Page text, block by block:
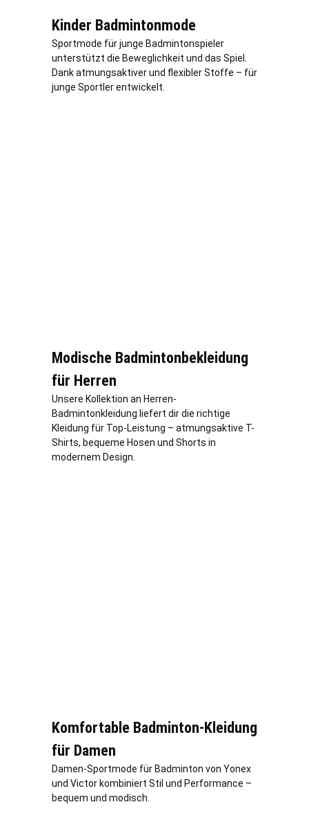
Kinder Badmintonmode
Sportmode für junge Badmintonspieler
unterstützt die Beweglichkeit und das Spiel.
Dank atmungsaktiver und flexibler Stoffe – für
junge Sportler entwickelt.
Modische Badmintonbekleidung
für Herren
Unsere Kollektion an Herren-
Badmintonkleidung liefert dir die richtige
Kleidung für Top-Leistung – atmungsaktive T-
Shirts, bequeme Hosen und Shorts in
modernem Design.
Komfortable Badminton-Kleidung
für Damen
Damen-Sportmode für Badminton von Yonex
und Victor kombiniert Stil und Performance –
bequem und modisch.